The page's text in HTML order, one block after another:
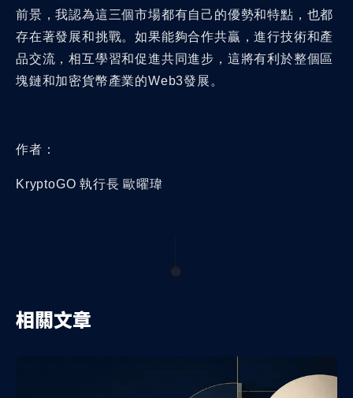
前景，我認為這三個市場都有自己的優勢和特點，也都
存在著發展和挑戰。如果能夠合作共贏，進行技術和產
品交流，相互學習和促進共同進步，這將有利於整個區
塊鏈和加密貨幣產業的Web3發展。
作者：
KryptoGO 執行長 歐曜瑋
相關文章